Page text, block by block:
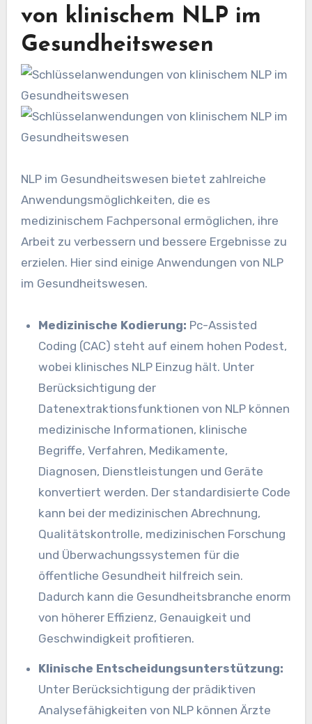
von klinischem NLP im
Gesundheitswesen
NLP im Gesundheitswesen bietet zahlreiche
Anwendungsmöglichkeiten, die es
medizinischem Fachpersonal ermöglichen, ihre
Arbeit zu verbessern und bessere Ergebnisse zu
erzielen. Hier sind einige Anwendungen von NLP
im Gesundheitswesen.
Medizinische Kodierung: Pc-Assisted
Coding (CAC) steht auf einem hohen Podest,
wobei klinisches NLP Einzug hält. Unter
Berücksichtigung der
Datenextraktionsfunktionen von NLP können
medizinische Informationen, klinische
Begriffe, Verfahren, Medikamente,
Diagnosen, Dienstleistungen und Geräte
konvertiert werden. Der standardisierte Code
kann bei der medizinischen Abrechnung,
Qualitätskontrolle, medizinischen Forschung
und Überwachungssystemen für die
öffentliche Gesundheit hilfreich sein.
Dadurch kann die Gesundheitsbranche enorm
von höherer Effizienz, Genauigkeit und
Geschwindigkeit profitieren.
Klinische Entscheidungsunterstützung:
Unter Berücksichtigung der prädiktiven
Analysefähigkeiten von NLP können Ärzte